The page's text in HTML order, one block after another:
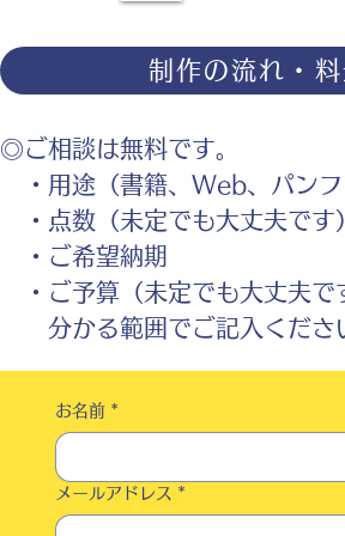
制作の流れ・
◎ご相談は無料です。
・用途（書籍、Web、パンフ
・点数（未定でも大丈夫です
・ご希望納期
・ご予算（未定でも大丈夫で
分かる範囲でご記入くださ
お名前 *
メールアドレス *